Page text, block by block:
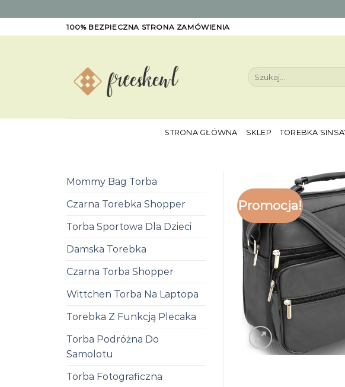
to
100% BEZPIECZNA STRONA ZAMÓWIENIA
Szukaj:
STRONA GŁÓWNA SKLEP TOREBKA
Mommy Bag Torba
Czarna Torebka Shopper
Torba Sportowa Dla Dzieci
Damska Torebka
Czarna Torba Shopper
Wittchen Torba Na Laptopa
Torebka Z Funkcją Plecaka
Torba Podróżna Do
Samolotu
Torba Fotograficzna
Promocja!